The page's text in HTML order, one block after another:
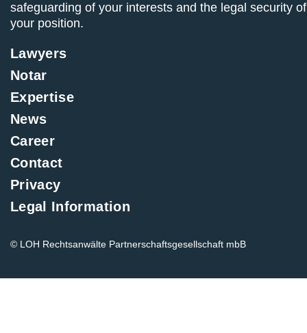
safeguarding of your interests and the legal security of
your position.
Lawyers
Notar
Expertise
News
Career
Contact
Privacy
Legal Information
© LOH Rechtsanwälte Partnerschaftsgesellschaft mbB